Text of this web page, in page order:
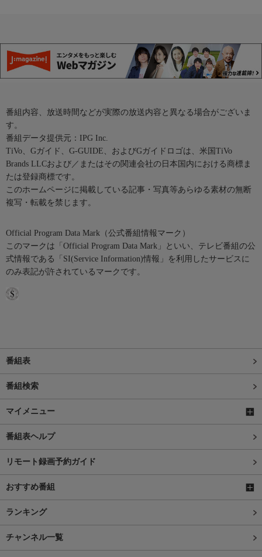
番組内容、放送時間などが実際の放送内容と異なる場合がございま
す。
番組データ提供元：IPG Inc.
TiVo、Gガイド、G-GUIDE、およびGガイドロゴは、米国TiVo
Brands LLCおよび／またはその関連会社の日本国内における商標ま
たは登録商標です。
このホームページに掲載している記事・写真等あらゆる素材の無断
複写・転載を禁じます。
Official Program Data Mark（公式番組情報マーク）
このマークは「Official Program Data Mark」といい、テレビ番組の公
式情報である「SI(Service Information)情報」を利用したサービスに
のみ表記が許されているマークです。
番組表
番組検索
マイメニュー
番組表ヘルプ
リモート録画予約ガイド
おすすめ番組
ランキング
チャンネル一覧